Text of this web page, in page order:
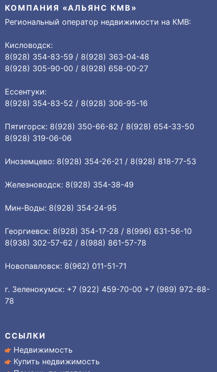
КОМПАНИЯ «АЛЬЯНС КМВ»
Региональный оператор недвижимости на КМВ:
Кисловодск:
8(928) 354-83-59 / 8(928) 363-04-48
8(928) 305-90-00 / 8(928) 658-00-27
Ессентуки:
8(928) 354-83-52 / 8(928) 306-95-16
Пятигорск: 8(928) 350-66-82 / 8(928) 654-33-50
8(928) 319-06-06
Иноземцево: 8(928) 354-26-21 / 8(928) 818-77-53
Железноводск: 8(928) 354-38-49
Мин-Воды: 8(928) 354-24-95
Георгиевск: 8(928) 354-17-28 / 8(996) 631-56-10
8(938) 302-57-62 / 8(988) 861-57-78
Новопавловск: 8(962) 011-51-71
г. Зеленокумск: +7 (922) 459-70-00 +7 (989) 972-88-
78
ССЫЛКИ
Недвижимость
Купить недвижимость